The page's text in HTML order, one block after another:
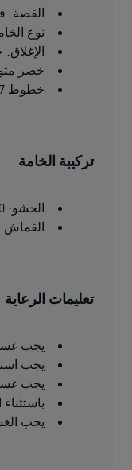
القصة:
نوع
خصر
خطوط PUMA T7 المميزة
تركيبة الخامة
الحشو: 100% بوليستر
القماش
تعليمات الرعاية
يجب
يجب
يجب
يجب